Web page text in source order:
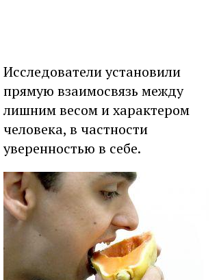
Исследователи установили
прямую взаимосвязь между
лишним весом и характером
человека, в частности
уверенностью в себе.